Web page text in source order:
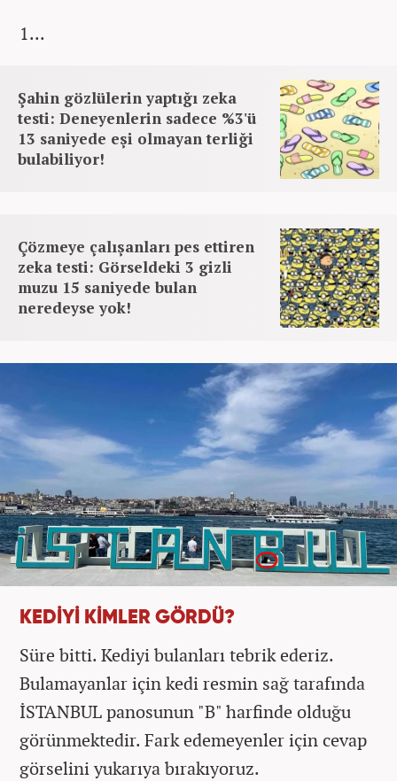
1...
Şahin gözlülerin yaptığı zeka
testi: Deneyenlerin sadece %3'ü
13 saniyede eşi olmayan terliği
bulabiliyor!
Çözmeye çalışanları pes ettiren
zeka testi: Görseldeki 3 gizli
muzu 15 saniyede bulan
neredeyse yok!
KEDİYİ KİMLER GÖRDÜ?
Süre bitti. Kediyi bulanları tebrik ederiz.
Bulamayanlar için kedi resmin sağ tarafında
İSTANBUL panosunun "B" harfinde olduğu
görünmektedir. Fark edemeyenler için cevap
görselini yukarıya bırakıyoruz.